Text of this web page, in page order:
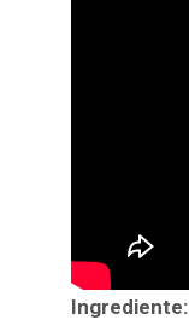
Ingrediente: